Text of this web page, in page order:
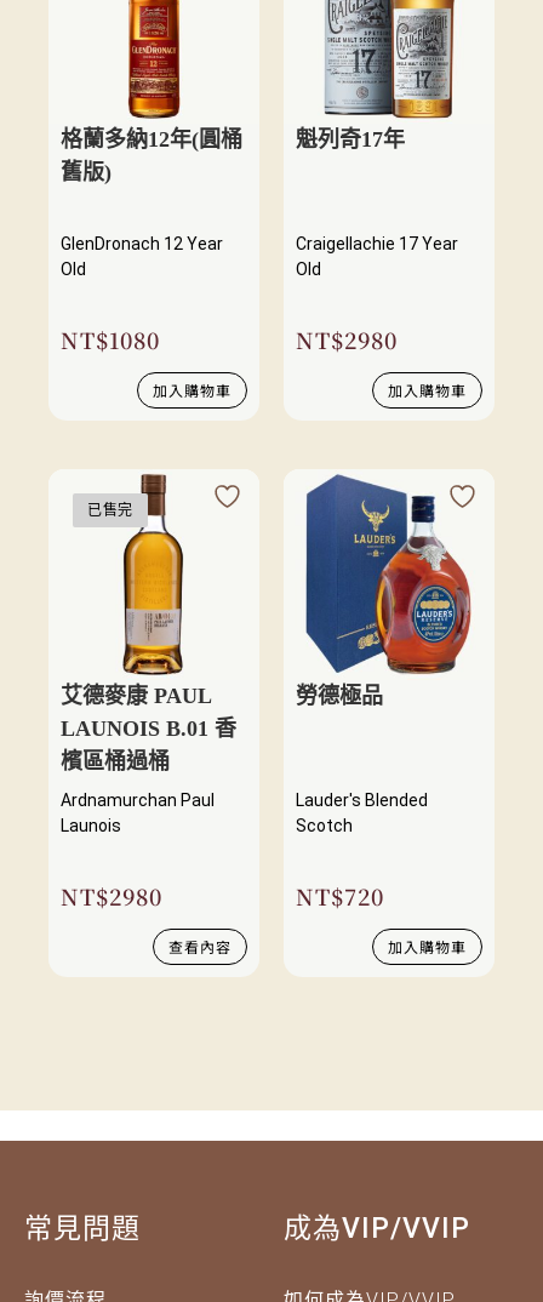
格蘭多納12年(圓桶
舊版)
GlenDronach 12 Year
Old
NT$1080
加入購物車
魁列奇17年
Craigellachie 17 Year
Old
NT$2980
加入購物車
已售完
艾德麥康 PAUL
LAUNOIS B.01 香
檳區桶過桶
Ardnamurchan Paul
Launois
NT$2980
查看內容
勞德極品
Lauder's Blended
Scotch
NT$720
加入購物車
常見問題 成為VIP/VVIP